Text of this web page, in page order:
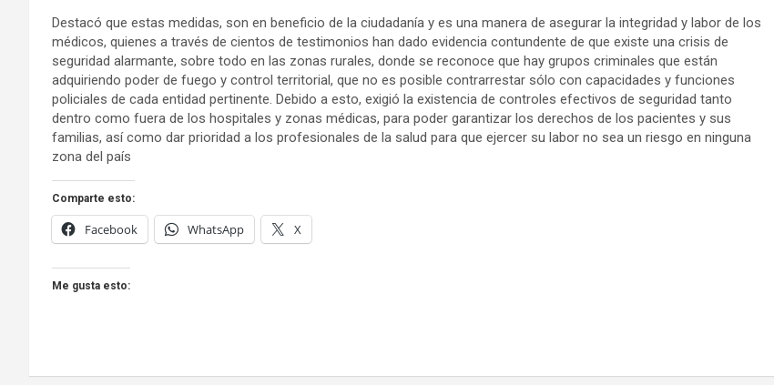
Destacó que estas medidas, son en beneficio de la ciudadanía y es una manera de asegurar la integridad y labor de los
médicos, quienes a través de cientos de testimonios han dado evidencia contundente de que existe una crisis de
seguridad alarmante, sobre todo en las zonas rurales, donde se reconoce que hay grupos criminales que están
adquiriendo poder de fuego y control territorial, que no es posible contrarrestar sólo con capacidades y funciones
policiales de cada entidad pertinente. Debido a esto, exigió la existencia de controles efectivos de seguridad tanto
dentro como fuera de los hospitales y zonas médicas, para poder garantizar los derechos de los pacientes y sus
familias, así como dar prioridad a los profesionales de la salud para que ejercer su labor no sea un riesgo en ninguna
zona del país
Comparte esto:
Facebook WhatsApp X
Me gusta esto: